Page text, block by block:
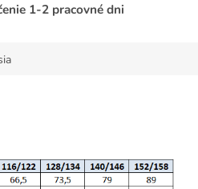
1-2 pracovné dni